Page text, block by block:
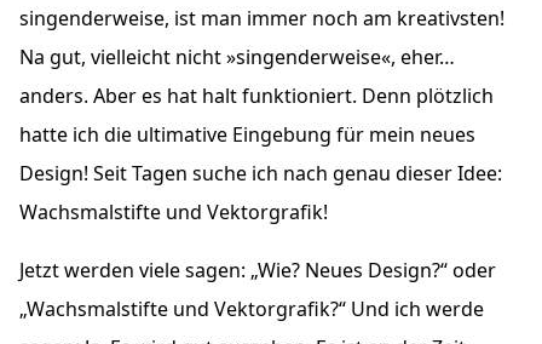
singenderweise, ist man immer noch am kreativsten!
Na gut, vielleicht nicht »singenderweise«, eher…
anders. Aber es hat halt funktioniert. Denn plötzlich
hatte ich die ultimative Eingebung für mein neues
Design! Seit Tagen suche ich nach genau dieser Idee:
Wachsmalstifte und Vektorgrafik!
Jetzt werden viele sagen: Wie? Neues Design? oder
Wachsmalstifte und Vektorgrafik? Und ich werde